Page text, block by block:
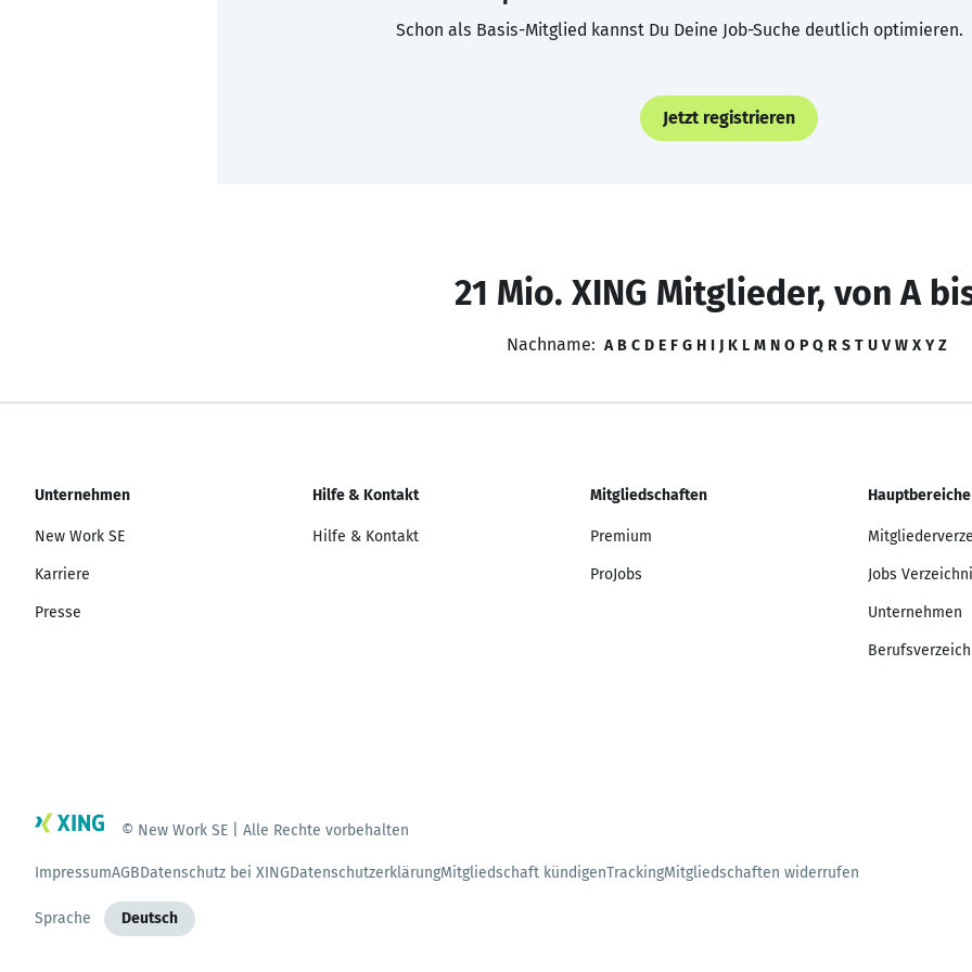
Schon als Basis-Mitglied kannst Du Deine Job-Suche deutlich optimieren.
Jetzt registrieren
21 Mio. XING Mitglieder, von A
Nachname: A B C D E F G H I J K L M N O P Q R S T U V W X Y Z
Unternehmen
New Work SE
Karriere
Presse
Hilfe & Kontakt
Hilfe & Kontakt
Mitgliedschaften
Premium
ProJobs
Hauptbereiche
Jobs
Unternehmen
© New Work SE | Alle Rechte vorbehalten
ImpressumAGBDatenschutz bei XINGDatenschutzerklärungMitgliedschaft kündigenTrackingMitgliedschaften widerrufen
Sprache Deutsch